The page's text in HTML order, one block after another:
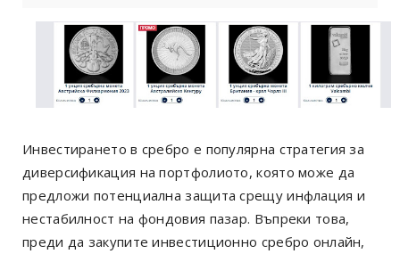
Инвестирането в сребро е популярна стратегия за
диверсификация на портфолиото, която може да
предложи потенциална защита срещу инфлация и
нестабилност на фондовия пазар. Въпреки това,
преди да закупите инвестиционно сребро онлайн,